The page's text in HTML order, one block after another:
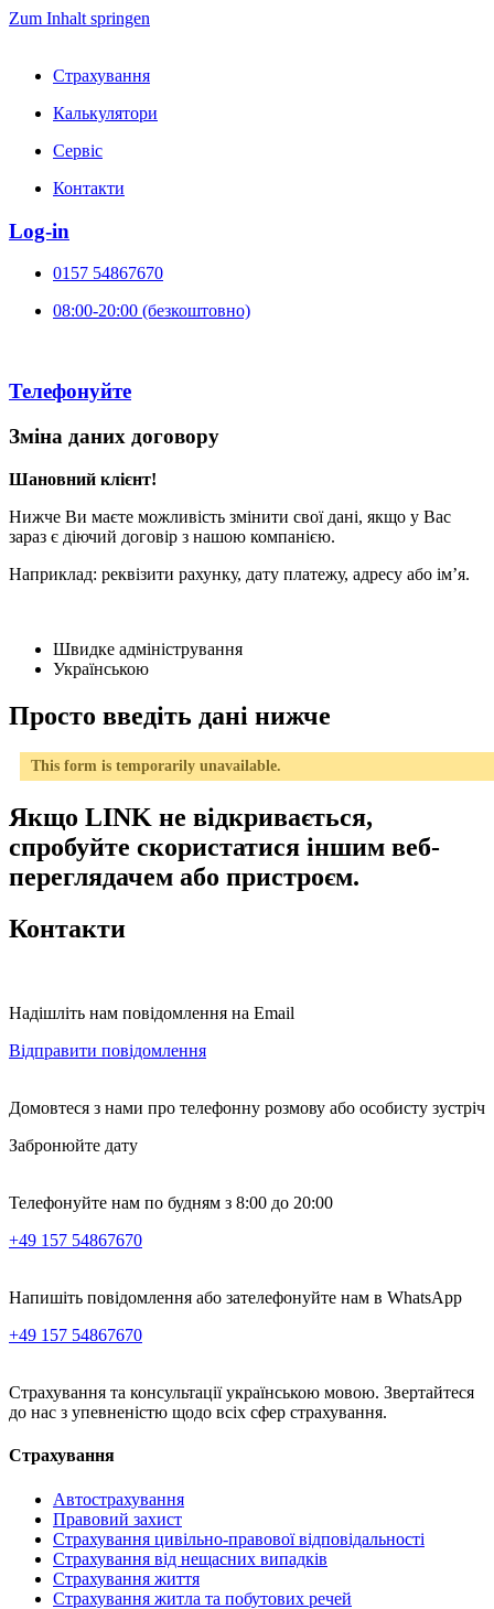
Zum Inhalt springen
Страхування
Калькулятори
Сервіс
Контакти
Log-in
0157 54867670
08:00-20:00 (безкоштовно)
Телефонуйте
Зміна даних договору
Шановний клієнт!
Нижче Ви маєте можливість змінити свої дані, якщо у Вас
зараз є діючий договір з нашою компанією.
Наприклад: реквізити рахунку, дату платежу, адресу або ім’я.
Швидке адміністрування
Українською
Просто введіть дані нижче
This form is temporarily unavailable.
Якщо LINK не відкривається,
спробуйте скористатися іншим веб-
переглядачем або пристроєм.
Контакти
Надішліть нам повідомлення на Email
Відправити повідомлення
Домовтеся з нами про телефонну розмову або особисту зустріч
Забронюйте дату
Телефонуйте нам по будням з 8:00 до 20:00
+49 157 54867670
Напишіть повідомлення або зателефонуйте нам в WhatsApp
+49 157 54867670
Страхування та консультації українською мовою. Звертайтеся
до нас з упевненістю щодо всіх сфер страхування.
Страхування
Автострахування
Правовий захист
Страхування цивільно-правової відповідальності
Страхування від нещасних випадків
Страхування життя
Страхування житла та побутових речей